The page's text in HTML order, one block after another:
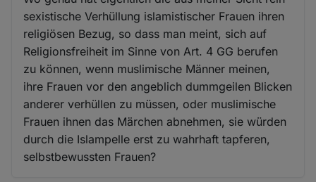
sexistische Verhüllung islamistischer Frauen ihren
religiösen Bezug, so dass man meint, sich auf
Religionsfreiheit im Sinne von Art. 4 GG berufen
zu können, wenn muslimische Männer meinen,
ihre Frauen vor den angeblich dummgeilen Blicken
anderer verhüllen zu müssen, oder muslimische
Frauen ihnen das Märchen abnehmen, sie würden
durch die Islampelle erst zu wahrhaft tapferen,
selbstbewussten Frauen?